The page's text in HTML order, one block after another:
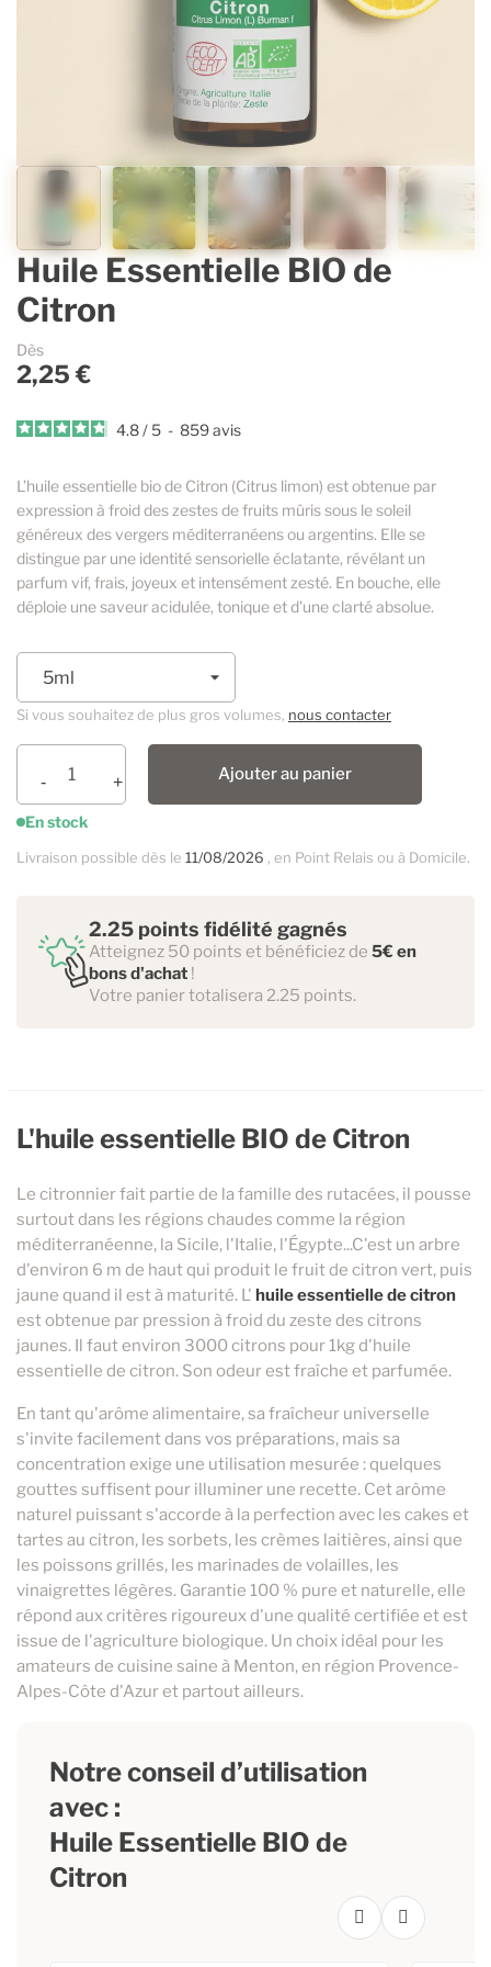
Parfums d’ambiance
Savons et cosmétique
Ingrédients cosmétiques
Contenants vides & accessoires
Accessoires pour dosages et mélanges
Sélection Estivale
Guides & Conseils
Espace Pro
La marque
Huile Essentielle BIO de
Citron
Dès
2,25 €
4.8/ 5 - 859avis
L’huile essentielle bio de Citron (Citrus limon) est obtenue par
expression à froid des zestes de fruits mûris sous le soleil
généreux des vergers méditerranéens ou argentins. Elle se
distingue par une identité sensorielle éclatante, révélant un
parfum vif, frais, joyeux et intensément zesté. En bouche, elle
déploie une saveur acidulée, tonique et d'une clarté absolue.
Si vous souhaitez de plus gros volumes, nous contacter
Ajouter au panier
En stock
Livraison possible dès le 11/08/2026 , en Point Relais ou à Domicile.
2.25 points fidélité gagnés
Atteignez 50 points et bénéficiez de 5€ en
bons d'achat !
Votre panier totalisera 2.25 points.
L'huile essentielle BIO de Citron
Le citronnier fait partie de la famille des rutacées, il pousse
surtout dans les régions chaudes comme la région
méditerranéenne, la Sicile, l'Italie, l'Égypte...C'est un arbre
d'environ 6 m de haut qui produit le fruit de citron vert, puis
jaune quand il est à maturité. L' huile essentielle de citron
est obtenue par pression à froid du zeste des citrons
jaunes. Il faut environ 3000 citrons pour 1kg d'huile
essentielle de citron. Son odeur est fraîche et parfumée.
En tant qu'arôme alimentaire, sa fraîcheur universelle
s'invite facilement dans vos préparations, mais sa
concentration exige une utilisation mesurée : quelques
gouttes suffisent pour illuminer une recette. Cet arôme
naturel puissant s'accorde à la perfection avec les cakes et
tartes au citron, les sorbets, les crèmes laitières, ainsi que
les poissons grillés, les marinades de volailles, les
vinaigrettes légères. Garantie 100 % pure et naturelle, elle
répond aux critères rigoureux d'une qualité certifiée et est
issue de l'agriculture biologique. Un choix idéal pour les
amateurs de cuisine saine à Menton, en région Provence-
Alpes-Côte d'Azur et partout ailleurs.
Notre conseil d’utilisation
avec :
Huile Essentielle BIO de
Citron